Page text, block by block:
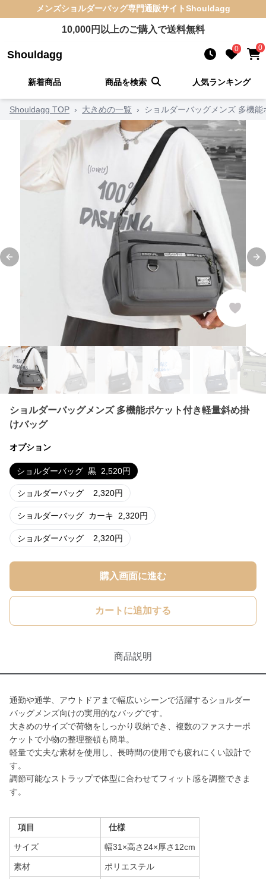
メンズショルダーバッグ専門通販サイトShouldagg
10,000円以上のご購入で送料無料
Shouldagg 0 0
新着商品 商品を検索 人気ランキング
Shouldagg TOP › 大きめの一覧 › ショルダーバッグメンズ 多機
Previous slide
ショルダーバッグメンズ 多機能ポケット付き軽量斜め掛
けバッグ
オプション
ショルダーバッグ 黒 2,520円
ショルダーバッグ 2,320円
ショルダーバッグ カーキ 2,320円
ショルダーバッグ 2,320円
購入画面に進む
カートに追加する
商品説明
通勤や通学、アウトドアまで幅広いシーンで活躍するショルダー
バッグメンズ向けの実用的なバッグです。
大きめのサイズで荷物をしっかり収納でき、複数のファスナーポ
ケットで小物の整理整頓も簡単。
軽量で丈夫な素材を使用し、長時間の使用でも疲れにくい設計で
す。
調節可能なストラップで体型に合わせてフィット感を調整できま
す。
項目 仕様
サイズ 幅31×高さ24×厚さ12cm
素材 ポリエステル